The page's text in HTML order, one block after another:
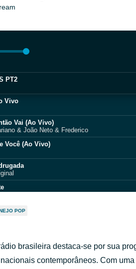
PT2
Vivo
Vai (Ao Vivo)
& João Neto & Frederico
Você (Ao Vivo)
da Sua Vida
POP
brasileira destaca-se por sua
contemporâneos. Com